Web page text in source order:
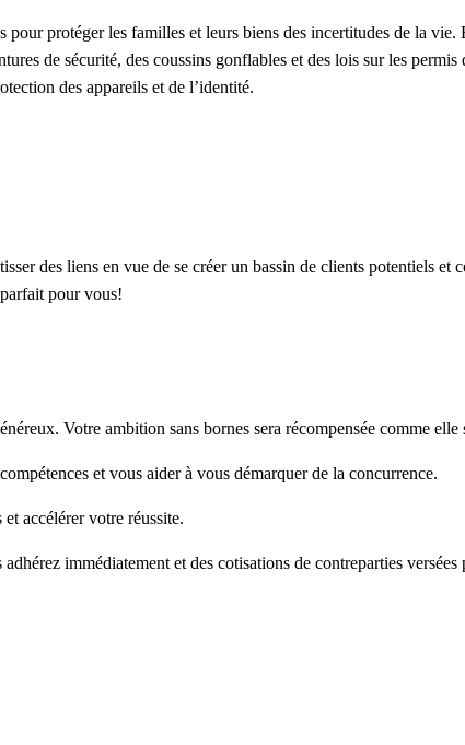
protéger les familles et leurs biens des incertitudes de la vie.
de sécurité, des coussins gonflables et des lois sur les
des appareils et de l’identité.
des liens en vue de se créer un bassin de clients potentiels et
pour vous!
Votre ambition sans bornes sera récompensée comme elle
et vous aider à vous démarquer de la concurrence.
accélérer votre réussite.
immédiatement et des cotisations de contreparties